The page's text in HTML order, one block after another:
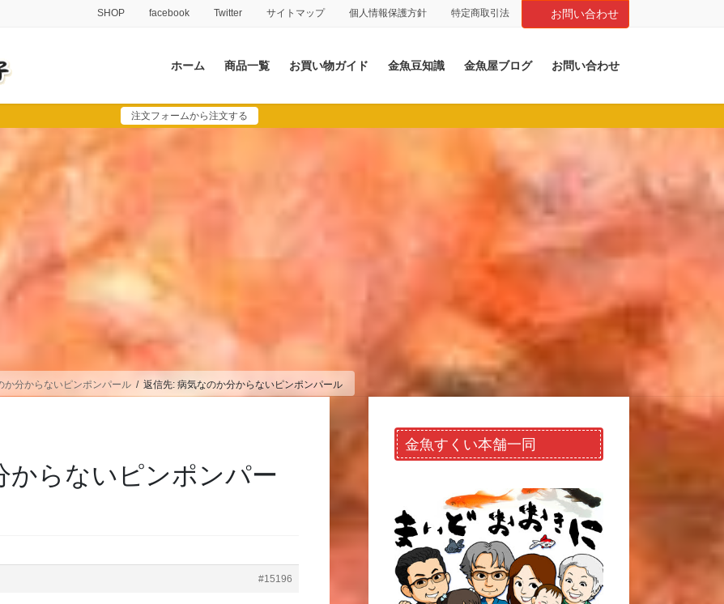
SHOP facebook Twitter サイトマップ 個人情報保護方針 特定商取引法 お問い合わせ
ホーム 商品一覧 お買い物ガイド 金魚豆知識 金魚屋ブログ お問い合わせ
注文フォームから注文する
か分からないピンポンパール 返信先: 病気なのか分からないピンポンパール
からないピンポンパー
#15196
金魚すくい本舗一同